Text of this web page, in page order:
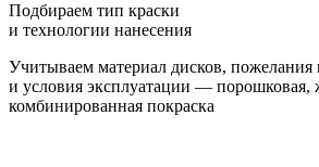
Подбираем тип краски
и технологии нанесения
Учитываем материал дисков, пожелания
и условия эксплуатации — порошковая,
комбинированная покраска